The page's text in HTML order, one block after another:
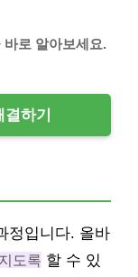
로 알아보세요.
하기
정입니다. 올바
도록 할 수 있